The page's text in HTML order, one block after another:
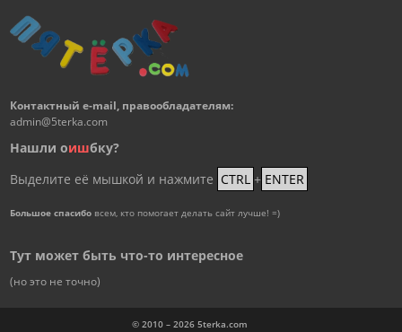
Контактный e-mail, правообладателям:
admin@5terka.com
Нашли оишбку?
Выделите её мышкой и нажмите CTRL + ENTER
Большое спасибовсем, кто помогает делать сайт лучше! =)
Тут может быть что-то интересное
(но это не точно)
© 2010 – 2026 5terka.com